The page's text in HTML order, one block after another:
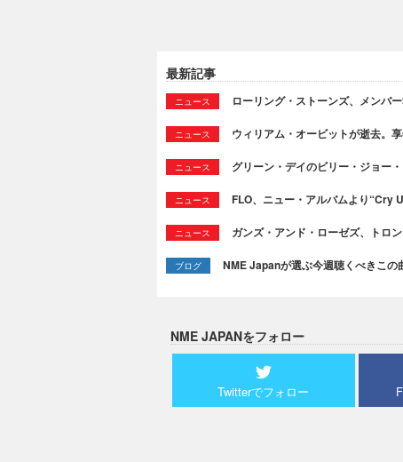
最新記事
ニュース ローリング・ストーンズ、メンバ
ニュース ウィリアム・オービットが逝去。
ニュース グリーン・デイのビリー・ジョー
ニュース FLO、ニュー・アルバムより“Cry
ニュース ガンズ・アンド・ローゼズ、トロ
ブログ NME Japanが選ぶ今週聴くべきこの
NME JAPANをフォロー
Twitterでフォロー